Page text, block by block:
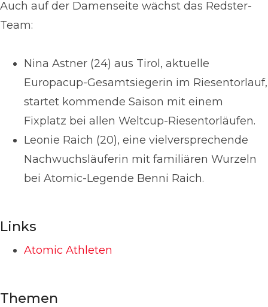
Auch auf der Damenseite wächst das Redster-
Team:
Nina Astner (24) aus Tirol, aktuelle
Europacup-Gesamtsiegerin im Riesentorlauf,
startet kommende Saison mit einem
Fixplatz bei allen Weltcup-Riesentorläufen.
Leonie Raich (20), eine vielversprechende
Nachwuchsläuferin mit familiären Wurzeln
bei Atomic-Legende Benni Raich.
Links
Atomic Athleten
Themen